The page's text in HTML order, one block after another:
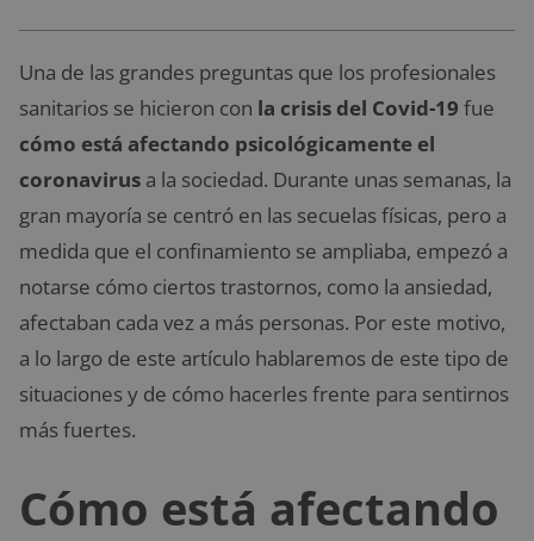
Una de las grandes preguntas que los profesionales
sanitarios se hicieron con la crisis del Covid-19 fue
cómo está afectando psicológicamente el
coronavirus a la sociedad. Durante unas semanas, la
gran mayoría se centró en las secuelas físicas, pero a
medida que el confinamiento se ampliaba, empezó a
notarse cómo ciertos trastornos, como la ansiedad,
afectaban cada vez a más personas. Por este motivo,
a lo largo de este artículo hablaremos de este tipo de
situaciones y de cómo hacerles frente para sentirnos
más fuertes.
Cómo está afectando